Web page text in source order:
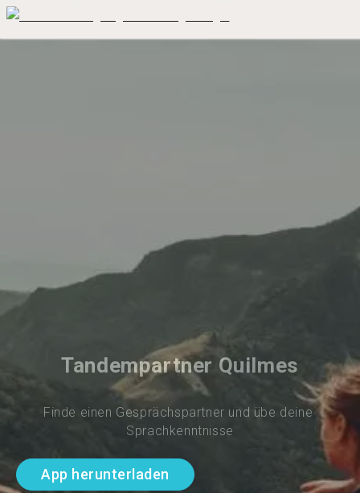
Tandempartner Quilmes
Finde einen Gesprächspartner und übe deine
Sprachkenntnisse
App herunterladen